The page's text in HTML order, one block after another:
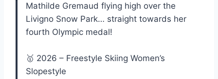
Mathilde Gremaud flying high over the
Livigno Snow Park… straight towards her
fourth Olympic medal!
🥇 2026 – Freestyle Skiing Women’s
Slopestyle